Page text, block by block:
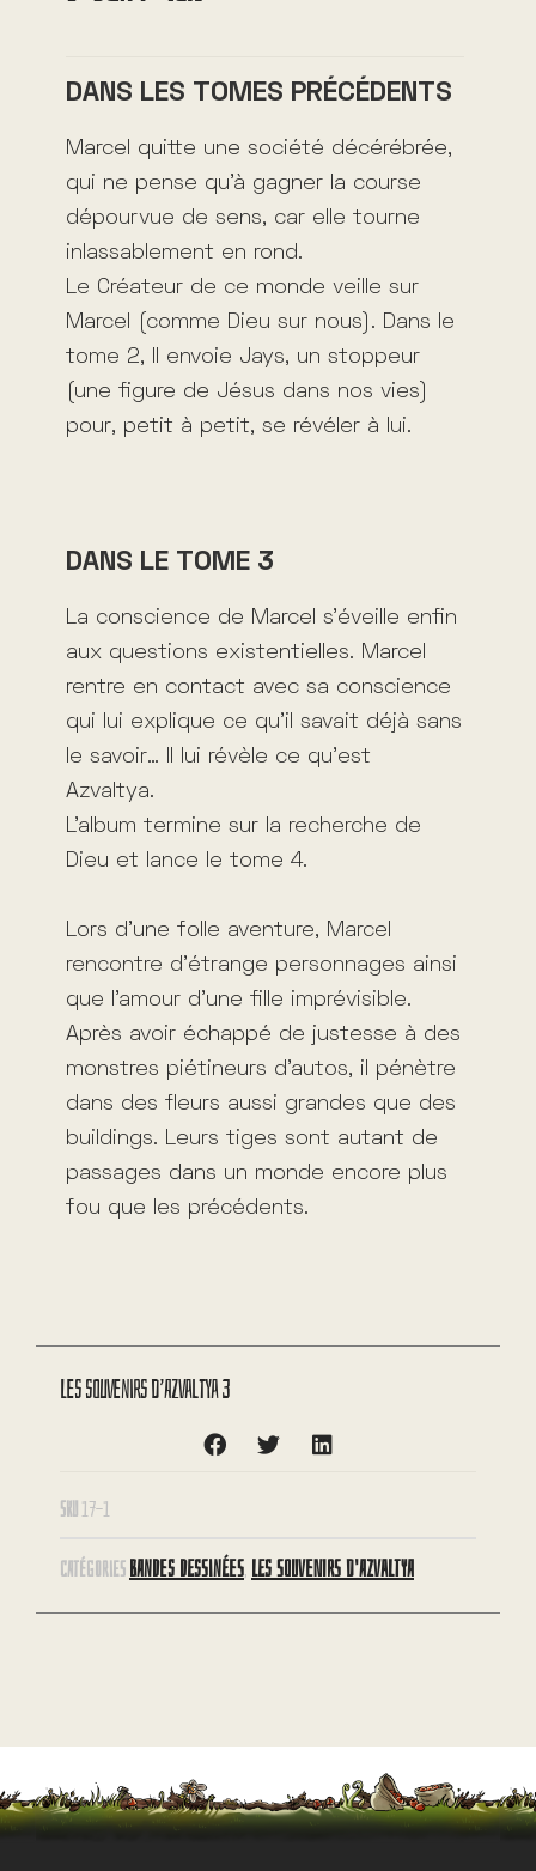
DANS LES TOMES PRÉCÉDENTS
Marcel quitte une société décérébrée,
qui ne pense qu’à gagner la course
dépourvue de sens, car elle tourne
inlassablement en rond.
Le Créateur de ce monde veille sur
Marcel (comme Dieu sur nous). Dans le
tome 2, Il envoie Jays, un stoppeur
(une figure de Jésus dans nos vies)
pour, petit à petit, se révéler à lui.
DANS LE TOME 3
La conscience de Marcel s’éveille enfin
aux questions existentielles. Marcel
rentre en contact avec sa conscience
qui lui explique ce qu’il savait déjà sans
le savoir… Il lui révèle ce qu’est
Azvaltya.
L’album termine sur la recherche de
Dieu et lance le tome 4.
Lors d’une folle aventure, Marcel
rencontre d’étrange personnages ainsi
que l’amour d’une fille imprévisible.
Après avoir échappé de justesse à des
monstres piétineurs d’autos, il pénètre
dans des fleurs aussi grandes que des
buildings. Leurs tiges sont autant de
passages dans un monde encore plus
fou que les précédents.
Les souvenirs d’Azvaltya 3
SKU 17-1
CATÉGORIES BANDES DESSINÉES, LES SOUVENIRS D'AZVALTYA